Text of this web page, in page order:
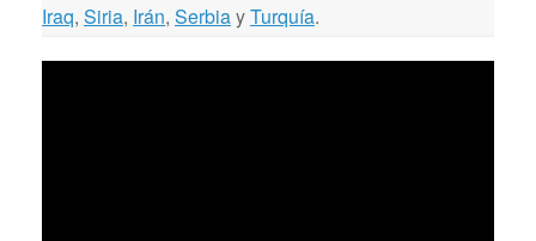
Iraq, Siria, Irán, SerbiayTurquía.